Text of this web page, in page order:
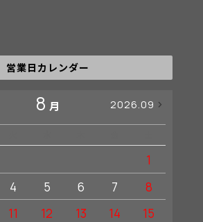
営業日カレンダー
8 月 2026.09
1
4 5 6 7
8
11 12 13 14
15